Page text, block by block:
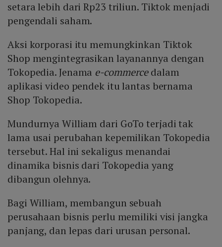
setara lebih dari Rp23 triliun. Tiktok menjadi
pengendali saham.
Aksi korporasi itu memungkinkan Tiktok
Shop mengintegrasikan layanannya dengan
Tokopedia. Jenama e-commercedalam
aplikasi video pendek itu lantas bernama
Shop Tokopedia.
Mundurnya William dari GoTo terjadi tak
lama usai perubahan kepemilikan Tokopedia
tersebut. Hal ini sekaligus menandai
dinamika bisnis dari Tokopedia yang
dibangun olehnya.
Bagi William, membangun sebuah
perusahaan bisnis perlu memiliki visi jangka
panjang, dan lepas dari urusan personal.